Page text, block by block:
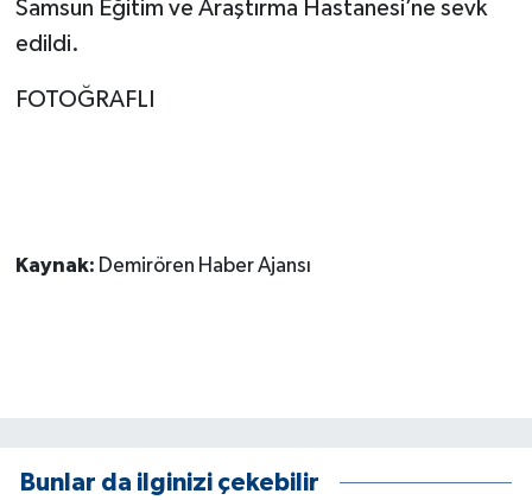
Samsun Eğitim ve Araştırma Hastanesi’ne sevk
edildi.
FOTOĞRAFLI
Kaynak: Demirören Haber Ajansı
Bunlar da ilginizi çekebilir
MAGAZİN
Otomobil
SİYASET